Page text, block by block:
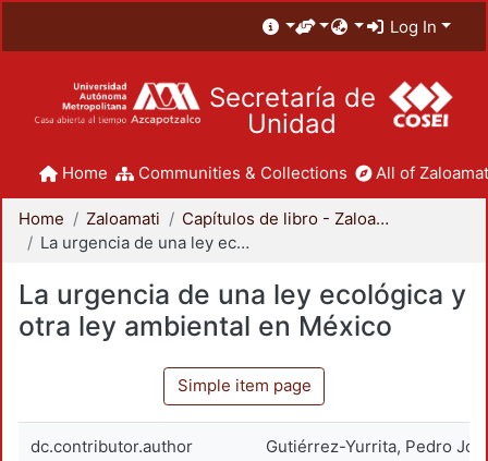
Log In
Secretaría de
Unidad
Home Communities & Collections All of
Home Zaloamati
Capítulos de libro - Zaloamati
La urgencia de una ley ecológica y otra ley ambiental en México
La urgencia de una ley ecológica y
otra ley ambiental en México
Simple item page
dc.contributor.author Gutiérrez-Yurrita, Pedro